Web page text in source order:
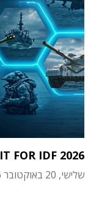
IT FOR IDF 2026
שלישי, 20 באוקטובר 2026